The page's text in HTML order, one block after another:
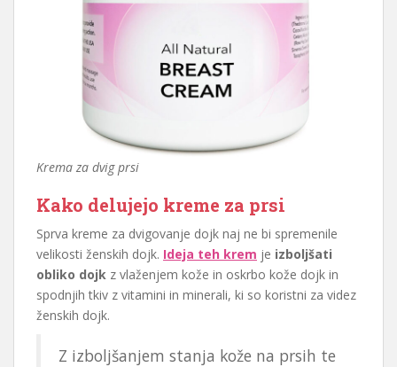
Krema za dvig prsi
Kako delujejo kreme za prsi
Sprva kreme za dvigovanje dojk naj ne bi spremenile
velikosti ženskih dojk. Ideja teh krem je izboljšati
obliko dojk z vlaženjem kože in oskrbo kože dojk in
spodnjih tkiv z vitamini in minerali, ki so koristni za videz
ženskih dojk.
Z izboljšanjem stanja kože na prsih te